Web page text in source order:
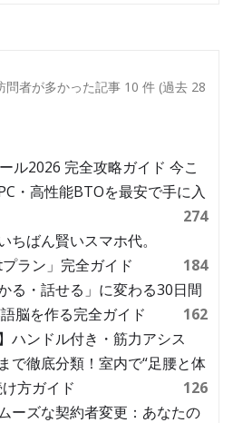
問者が多かった記事 10 件 (過去 28
ル2026 完全攻略ガイド 今こ
・高性能BTOを最安で手に入
274
ばん賢いスマホ代。
ラン」完全ガイド
184
る・話せる」に変わる30日間
脳を作る完全ガイド
162
ハンドル付き・筋力アシス
で徹底分類！室内で“足腰と体
方ガイド
126
ーズな契約者変更：あなたの